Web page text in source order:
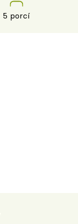
5 porcí